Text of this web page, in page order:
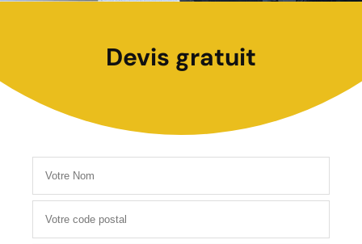
Devis gratuit